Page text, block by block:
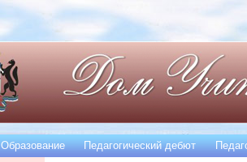
Образование Педагогический дебют